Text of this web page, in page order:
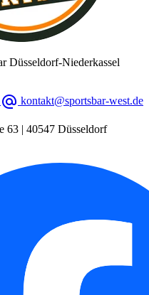
Düsseldorf-Niederkassel
alternate_email kontakt@sportsbar-west.de
63 | 40547 Düsseldorf